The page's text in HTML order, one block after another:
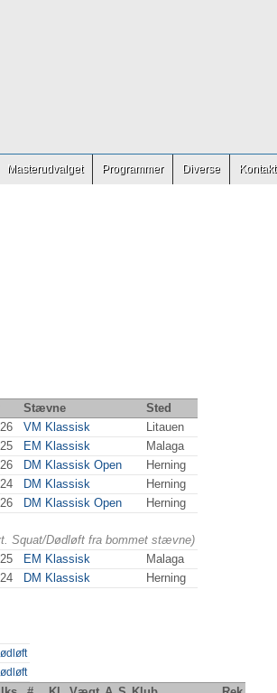
Masterudvalget Programmer Diverse Kontakt
Stævne
Sted
VM Klassisk
Litauen
EM Klassisk
Malaga
DM Klassisk Open
Herning
DM Klassisk
Herning
DM Klassisk Open Herning
Squat/Dødløft fra bommet stævne)
EM Klassisk
Malaga
DM Klassisk Herning